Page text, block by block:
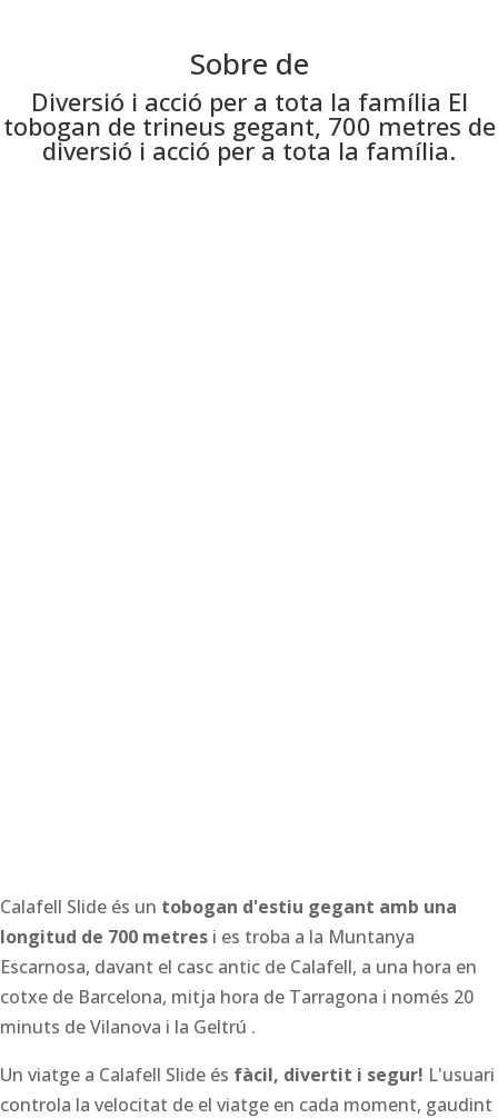
Sobre de
Diversió i acció per a tota la família El
tobogan de trineus gegant, 700 metres de
diversió i acció per a tota la família.
Calafell Slide és un tobogan d'estiu gegant amb una
longitud de 700 metres i es troba a la Muntanya
Escarnosa, davant el casc antic de Calafell, a una hora en
cotxe de Barcelona, ​​mitja hora de Tarragona i només 20
minuts de Vilanova i la Geltrú .
Un viatge a Calafell Slide és fàcil, divertit i segur! L'usuari
controla la velocitat de el viatge en cada moment, gaudint